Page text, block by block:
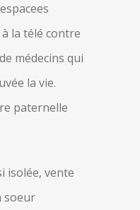
la télé contre
médecins qui
la vie.
paternelle
isolée, vente
soeur